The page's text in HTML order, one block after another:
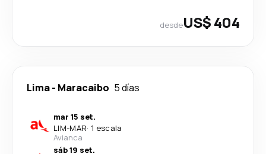
desdeUS$ 404
Lima- Maracaibo 5 días
mar 15 set.
LIM-MAR· 1 escala
Avianca
sáb 19 set.